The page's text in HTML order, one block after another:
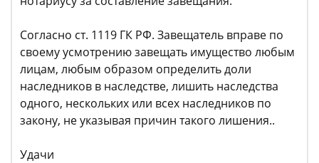
Согласно ст. 1119 ГК РФ. Завещатель вправе по
своему усмотрению завещать имущество любым
лицам, любым образом определить доли
наследников в наследстве, лишить наследства
одного, нескольких или всех наследников по
закону, не указывая причин такого лишения..
Удачи